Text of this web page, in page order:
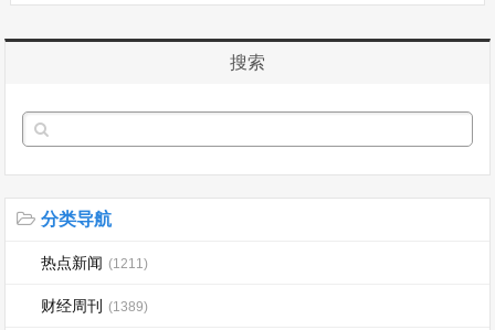
搜索
分类导航
热点新闻 (1211)
财经周刊 (1389)